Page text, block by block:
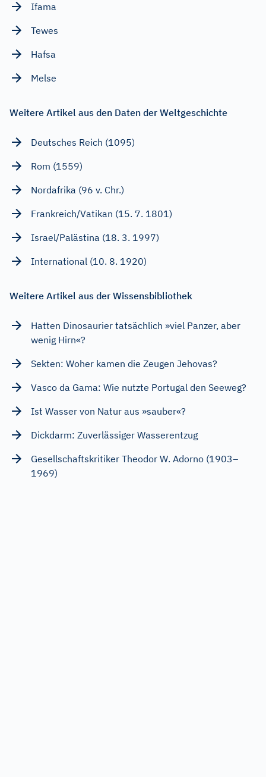
Ifama
Tewes
Hafsa
Melse
Weitere Artikel aus den Daten der Weltgeschichte
Deutsches Reich (1095)
Rom (1559)
Nordafrika (96 v. Chr.)
Frankreich/Vatikan (15. 7. 1801)
Israel/Palästina (18. 3. 1997)
International (10. 8. 1920)
Weitere Artikel aus der Wissensbibliothek
Hatten Dinosaurier tatsächlich »viel Panzer, aber
wenig Hirn«?
Sekten: Woher kamen die Zeugen Jehovas?
Vasco da Gama: Wie nutzte Portugal den Seeweg?
Ist Wasser von Natur aus »sauber«?
Dickdarm: Zuverlässiger Wasserentzug
Gesellschaftskritiker Theodor W. Adorno (1903–
1969)